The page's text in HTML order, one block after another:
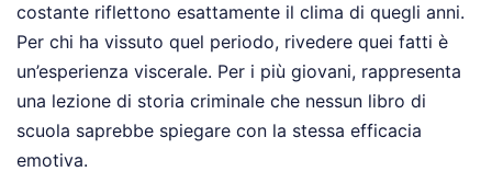
costante riflettono esattamente il clima di quegli anni.
Per chi ha vissuto quel periodo, rivedere quei fatti è
un’esperienza viscerale. Per i più giovani, rappresenta
una lezione di storia criminale che nessun libro di
scuola saprebbe spiegare con la stessa efficacia
emotiva.